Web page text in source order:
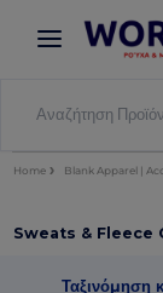
×
Home Blank Apparel |
Sweats & Fleece
Ταξινόμηση